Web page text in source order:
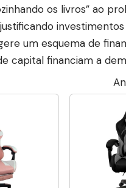
os livros” ao
um esquema de
capital financiam a